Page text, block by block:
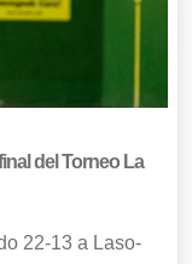
del Torneo La
22-13 a Laso-